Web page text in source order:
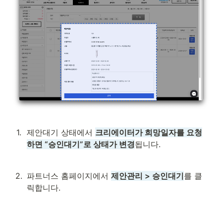
1. 제안대기 상태에서 크리에이터가 희망일자를 요청
하면 “승인대기”로 상태가 변경됩니다.
2. 파트너스 홈페이지에서 제안관리 > 승인대기를 클
릭합니다.